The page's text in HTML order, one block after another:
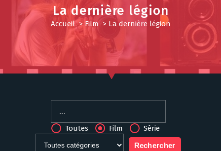
La dernière légion
Accueil> Film > La dernière légion
Toutes Film Série